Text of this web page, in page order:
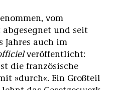
vom
und seit
Jahres auch im
veröffentlicht:
die französische
»durch«. Ein Großteil